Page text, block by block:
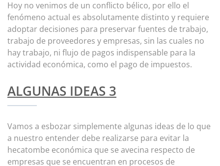
Hoy no venimos de un conflicto bélico, por ello el
fenómeno actual es absolutamente distinto y requiere
adoptar decisiones para preservar fuentes de trabajo,
trabajo de proveedores y empresas, sin las cuales no
hay trabajo, ni flujo de pagos indispensable para la
actividad económica, como el pago de impuestos.
ALGUNAS IDEAS 3
Vamos a esbozar simplemente algunas ideas de lo que
a nuestro entender debe realizarse para evitar la
hecatombe económica que se avecina respecto de
empresas que se encuentran en procesos de